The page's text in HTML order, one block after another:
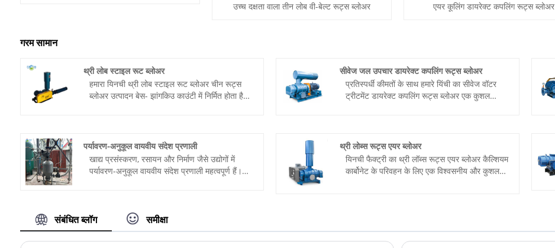
उच्च दक्षता वाला तीन लोब वी-बेल्ट रूट्स ब्लोअर
एयर कूलिंग डायरेक्ट कपलिंग रूट्स ब्लोअर
गरम सामान
थ्री लोब स्टाइल रूट ब्लोअर
हमारा यिनची थ्री लोब स्टाइल रूट ब्लोअर चीन रूट्स
ब्लोअर उत्पादन बेस- झांगकिउ काउंटी में निर्मित होता है।
कीमत पर अनुकूलित किया जा सकता है।
सीवेज जल उपचार डायरेक्ट कपलिंग रूट्स ब्लोअर
प्रतिस्पर्धी कीमतों के साथ हमारे यिंची का सीवेज वॉटर
ट्रीटमेंट डायरेक्ट कपलिंग रूट्स ब्लोअर एक कुशल
पर्यावरण-अनुकूल वायवीय संदेश प्रणाली
खाद्य प्रसंस्करण, रसायन और निर्माण जैसे उद्योगों में
पर्यावरण-अनुकूल वायवीय संदेश प्रणाली महत्वपूर्ण हैं।
थ्री लोब्स रूट्स एयर ब्लोअर
यिनची फैक्ट्री का थ्री लॉब्स रूट्स एयर ब्लोअर कैल्शियम
कार्बोनेट के परिवहन के लिए एक विश्वसनीय और कुशल
संबंधित ब्लॉग समीक्षा